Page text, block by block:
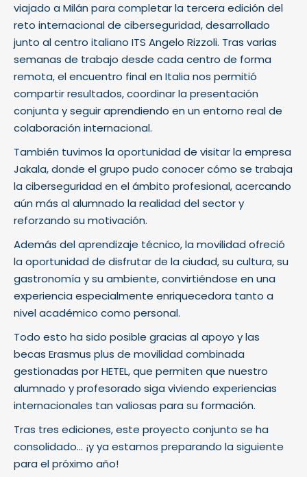
viajado a Milán para completar la tercera edición del
reto internacional de ciberseguridad, desarrollado
junto al centro italiano ITS Angelo Rizzoli. Tras varias
semanas de trabajo desde cada centro de forma
remota, el encuentro final en Italia nos permitió
compartir resultados, coordinar la presentación
conjunta y seguir aprendiendo en un entorno real de
colaboración internacional.
También tuvimos la oportunidad de visitar la empresa
Jakala, donde el grupo pudo conocer cómo se trabaja
la ciberseguridad en el ámbito profesional, acercando
aún más al alumnado la realidad del sector y
reforzando su motivación.
Además del aprendizaje técnico, la movilidad ofreció
la oportunidad de disfrutar de la ciudad, su cultura, su
gastronomía y su ambiente, convirtiéndose en una
experiencia especialmente enriquecedora tanto a
nivel académico como personal.
Todo esto ha sido posible gracias al apoyo y las
becas Erasmus plus de movilidad combinada
gestionadas por HETEL, que permiten que nuestro
alumnado y profesorado siga viviendo experiencias
internacionales tan valiosas para su formación.
Tras tres ediciones, este proyecto conjunto se ha
consolidado… ¡y ya estamos preparando la siguiente
para el próximo año!